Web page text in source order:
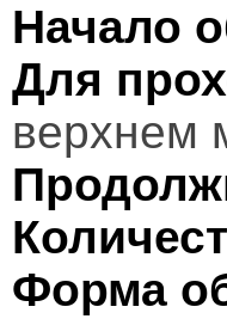
Начало
Для
верхнем
Форма